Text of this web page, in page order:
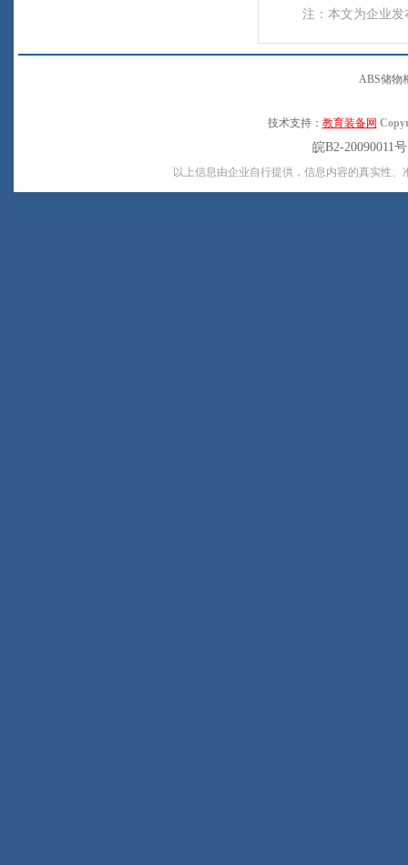
注：本文为企业
ABS储物
技术支持： 教育装备网
皖B2-20090011
以上信息由企业自行提供，信息内容的真实性